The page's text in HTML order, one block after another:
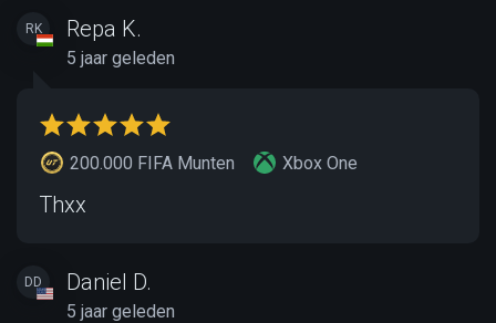
RK Repa K.
5 jaar geleden
200.000 FIFA Munten Xbox One
Thxx
DD Daniel D.
5 jaar geleden